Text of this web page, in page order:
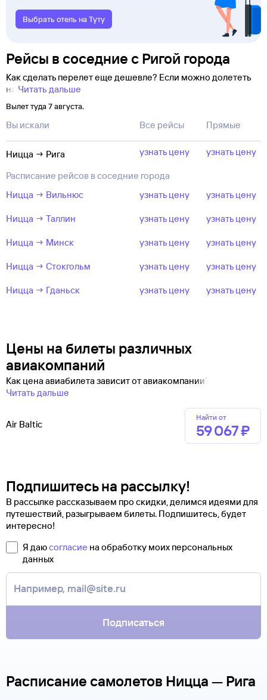
Выбрать отель на Туту
Рейсы в соседние с Ригой города
Как сделать перелет еще дешевле? Если можно долететь
на Читать дальше
Вылет туда 7 августа.
Вы искали Все рейсы Прямые
Ницца → Рига узнать цену узнать цену
Расписание рейсов в соседние города
Ницца → Вильнюс
узнать цену узнать цену
Ницца → Таллин узнать цену узнать цену
Ницца → Минск узнать цену узнать цену
Ницца → Стокгольм узнать цену узнать цену
Ницца → Гданьск узнать цену узнать цену
Цены на билеты различных
авиакомпаний
Как цена авиабилета зависит от авиакомпании?
Читать дальше
Air Baltic
Найти от
59 ⁠067 ⁠₽
Подпишитесь на рассылку!
В рассылке рассказываем про скидки, делимся идеями для
путешествий, разыгрываем билеты. Подпишитесь, будет
интересно!
Я даюсогласие на обработку моих персональных
данных
Подписаться
Расписание самолетов Ницца — Рига